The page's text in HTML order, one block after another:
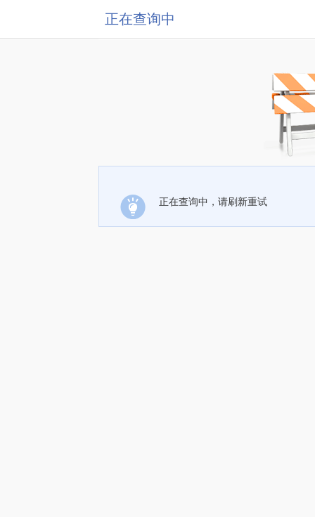
正在查询中
正在查询中，请刷新重试